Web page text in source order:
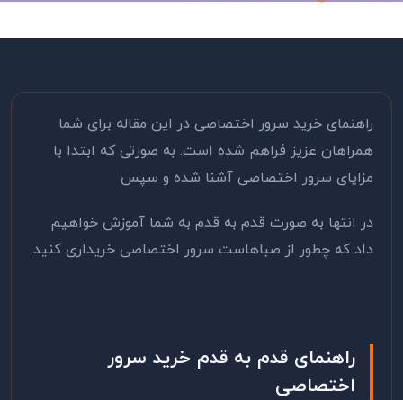
راهنمای خرید سرور اختصاصی در این مقاله برای شما
همراهان عزیز فراهم شده است. به صورتی که ابتدا با
مزایای سرور اختصاصی آشنا شده و سپس
در انتها به صورت قدم به قدم به شما آموزش خواهیم
داد که چطور از صباهاست سرور اختصاصی خریداری کنید.
راهنمای قدم به قدم خرید سرور
اختصاصی